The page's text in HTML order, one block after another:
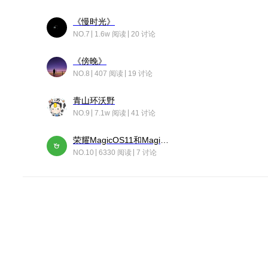
《慢时光》
NO.7 1.6w 阅读 20 讨论
《傍晚》
NO.8 407 阅读 19 讨论
青山环沃野
NO.9 7.1w 阅读 41 讨论
NO.10 6330 阅读 7 讨论